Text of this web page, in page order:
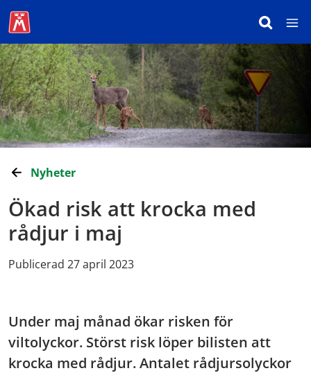
Nyheter
Ökad risk att krocka med
rådjur i maj
Publicerad 27 april 2023
Under maj månad ökar risken för
viltolyckor. Störst risk löper bilisten att
krocka med rådjur. Antalet rådjursolyckor